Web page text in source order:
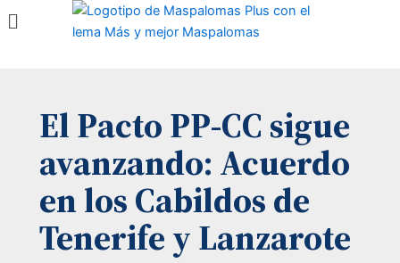
Menú
El Pacto PP-CC sigue
avanzando: Acuerdo
en los Cabildos de
Tenerife y Lanzarote